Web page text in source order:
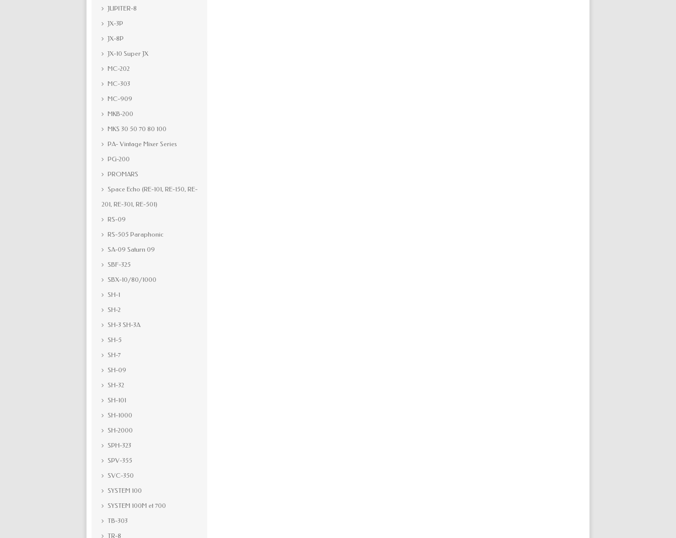
JUPITER-8
JX-3P
JX-8P
JX-10 Super JX
MC-202
MC-303
MC-909
MKB-200
MKS 30 50 70 80 100
PA- Vintage Mixer Series
PG-200
PROMARS
Space Echo (RE-101, RE-150, RE-
201, RE-301, RE-501)
RS-09
RS-505 Paraphonic
SA-09 Saturn 09
SBF-325
SBX-10/80/1000
SH-1
SH-2
SH-3 SH-3A
SH-5
SH-7
SH-09
SH-32
SH-101
SH-1000
SH-2000
SPH-323
SPV-355
SVC-350
SYSTEM 100
SYSTEM 100M et 700
TB-303
TR-8